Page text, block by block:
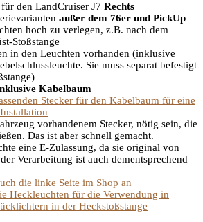
den LandCruiser J7 Rechts
außer dem 76er und PickUp
hoch zu verlegen, z.B. nach dem
Stoßstange
in den Leuchten vorhanden (inklusive
Sie muss separat befestigt
Kabelbaum
Stecker für den Kabelbaum für eine
vorhandenem Stecker, nötig sein, die
Das ist aber schnell gemacht.
eine E-Zulassung, da sie original von
Verarbeitung ist auch dementsprechend
die linke Seite im Shop an
Heckleuchten für die Verwendung in
in der Heckstoßstange